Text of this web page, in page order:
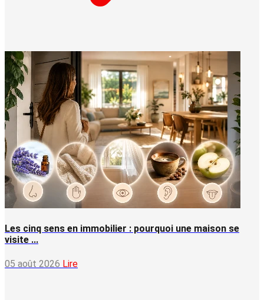
Les cinq sens en immobilier : pourquoi une maison se
visite ...
05 août 2026 Lire